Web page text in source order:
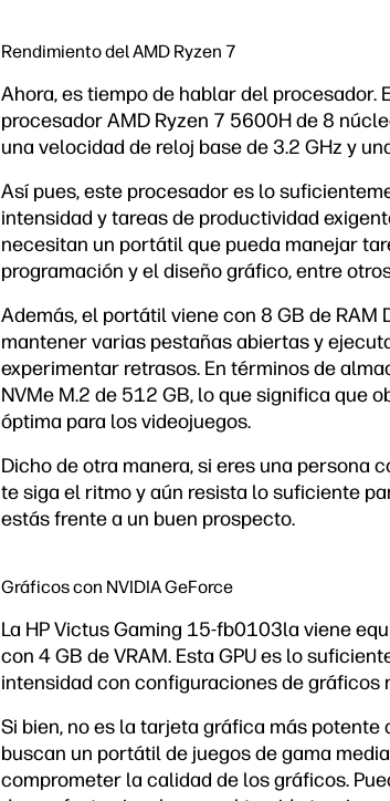
Rendimiento del AMD Ryzen 7
Ahora, es tiempo de hablar del
procesador AMD Ryzen 7 5600H de 8
una velocidad de reloj base de 3.2 GHz y
Así pues, este procesador es lo
intensidad y tareas de productividad
necesitan un portátil que pueda manejar
programación y el diseño gráfico, entre
Además, el portátil viene con 8 GB de
mantener varias pestañas abiertas y
experimentar retrasos. En términos de
NVMe M.2 de 512 GB, lo que significa que
óptima para los videojuegos.
Dicho de otra manera, si eres una persona
te siga el ritmo y aún resista lo suficiente
estás frente a un buen prospecto.
Gráficos con NVIDIA GeForce
La HP Victus Gaming 15-fb0103la viene
con 4 GB de VRAM. Esta GPU es lo
intensidad con configuraciones de gráficos
Si bien, no es la tarjeta gráfica más
buscan un portátil de juegos de gama
comprometer la calidad de los gráficos.